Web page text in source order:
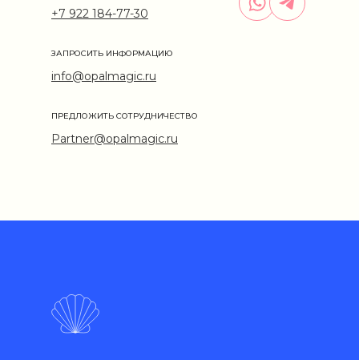
info@opalmagic.ru
+7 922 184-77-30
ЗАПРОСИТЬ ИНФОРМАЦИЮ
Partner@opalmagic.ru
ПРЕДЛОЖИТЬ СОТРУДНИЧЕСТВО